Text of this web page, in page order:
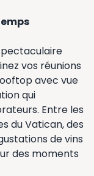
vos réunions
avec vue
qui
Entre les
du Vatican, des
de vins
des moments